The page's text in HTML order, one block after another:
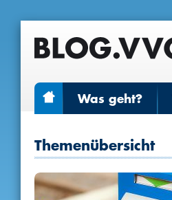
Was geht?
Themenübersicht